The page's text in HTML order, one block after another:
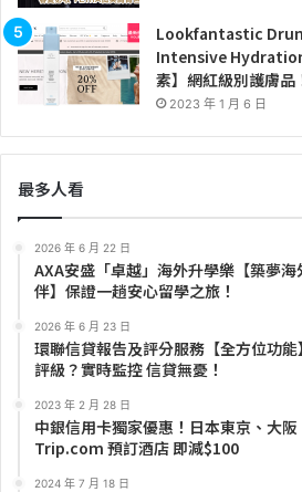
Lookfantastic
Intensive
素】網紅級別護膚品
2023 年 1 月 6 日
最多人看
2026 年 6 月 22 日
AXA安盛「卓越」海外升學樂【築夢
伴】保證一趟安心留學之旅！
2026 年 6 月 23 日
環聯信貸報告及評分服務【全方位功
評級？實時監控 信貸無憂！
2023 年 2 月 28 日
中銀信用卡獨家優惠！日本東京、大
Trip.com 預訂酒店 即減$100
2024 年 7 月 18 日